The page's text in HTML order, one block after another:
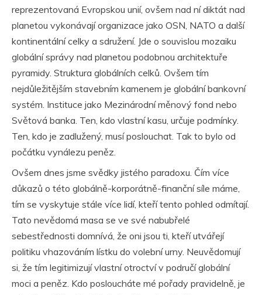
reprezentovaná Evropskou unií, ovšem nad ní diktát nad
planetou vykonávají organizace jako OSN, NATO a další
kontinentální celky a sdružení. Jde o souvislou mozaiku
globální správy nad planetou podobnou architektuře
pyramidy. Struktura globálních celků. Ovšem tím
nejdůležitějším stavebním kamenem je globální bankovní
systém. Instituce jako Mezinárodní měnový fond nebo
Světová banka. Ten, kdo vlastní kasu, určuje podmínky.
Ten, kdo je zadlužený, musí poslouchat. Tak to bylo od
počátku vynálezu peněz.
Ovšem dnes jsme svědky jistého paradoxu. Čím více
důkazů o této globálně-korporátně-finanční síle máme,
tím se vyskytuje stále více lidí, kteří tento pohled odmítají.
Tato nevědomá masa se ve své nabubřelé
sebestřednosti domnívá, že oni jsou ti, kteří utvářejí
politiku vhazováním lístku do volební urny. Neuvědomují
si, že tím legitimizují vlastní otroctví v područí globální
moci a peněz. Kdo posloucháte mé pořady pravidelně, je